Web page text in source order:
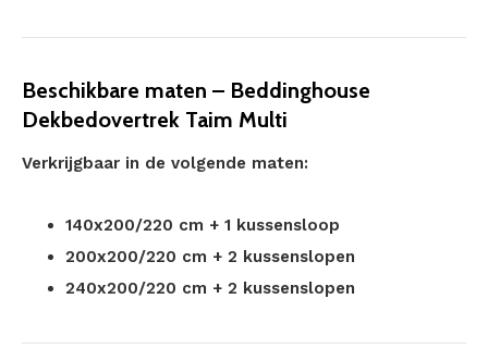
Beschikbare maten – Beddinghouse
Dekbedovertrek Taim Multi
Verkrijgbaar in de volgende maten:
140x200/220 cm + 1 kussensloop
200x200/220 cm + 2 kussenslopen
240x200/220 cm + 2 kussenslopen